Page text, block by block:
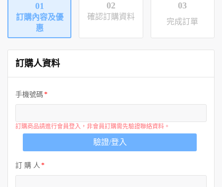
郵輪假期
海島假期
韓國
東南亞
01
訂購內容及優
惠
02
確認訂購資料
03
完成訂單
訂購人資料
手機號碼
訂購商品請進行會員登入，非會員訂購需先驗證聯絡資料。
驗證/登入
訂 購 人